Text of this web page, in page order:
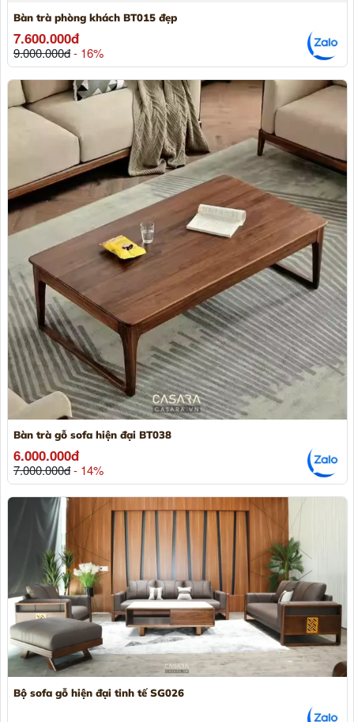
Bàn trà phòng khách BT015 đẹp
7.600.000đ
9.000.000đ- 16%
Bàn trà gỗ sofa hiện đại BT038
6.000.000đ
7.000.000đ- 14%
Bộ sofa gỗ hiện đại tinh tế SG026